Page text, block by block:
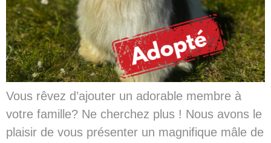
Vous rêvez d’ajouter un adorable membre à
votre famille? Ne cherchez plus ! Nous avons le
plaisir de vous présenter un magnifique mâle de